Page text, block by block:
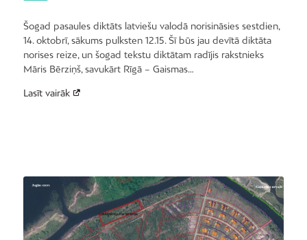
Šogad pasaules diktāts latviešu valodā norisināsies sestdien,
14. oktobrī, sākums pulksten 12.15. Šī būs jau devītā diktāta
norises reize, un šogad tekstu diktātam radījis rakstnieks
Māris Bērziņš, savukārt Rīgā – Gaismas…
Lasīt vairāk